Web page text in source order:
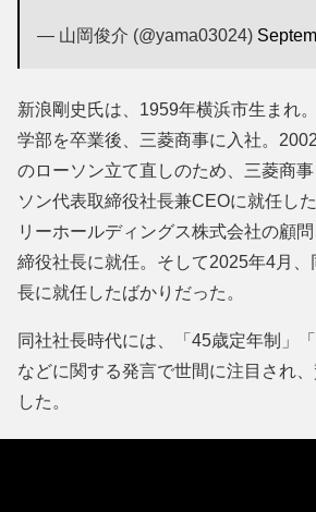
— 山岡俊介 (@yama03024)
新浪剛史氏は、1959年横浜市生まれ
学部を卒業後、三菱商事に入社。
のローソン立て直しのため、三菱商
ソン代表取締役社長兼CEOに就任し
リーホールディングス株式会社の顧
締役社長に就任。そして2025年4月
長に就任したばかりだった。
同社社長時代には、「45歳定年制」
などに関する発言で世間に注目され
した。